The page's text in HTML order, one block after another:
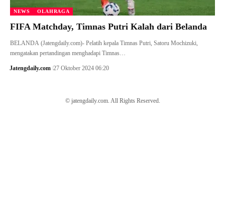
NEWS OLAHRAGA
FIFA Matchday, Timnas Putri Kalah dari Belanda
BELANDA (Jatengdaily.com)- Pelatih kepala Timnas Putri, Satoru Mochizuki,
mengatakan pertandingan menghadapi Timnas…
Jatengdaily.com 27 Oktober 2024 06:20
© jatengdaily.com. All Rights Reserved.